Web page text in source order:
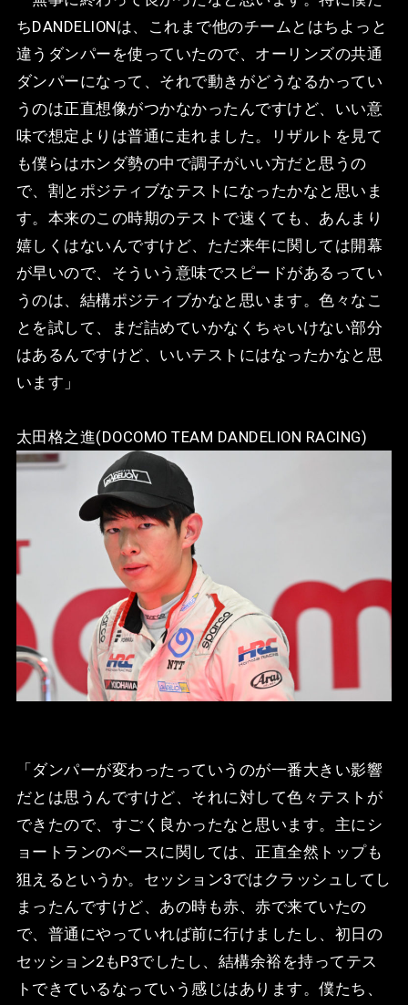
ちDANDELIONは、これまで他のチームとはちよっと
違うダンパーを使っていたので、オーリンズの共通
ダンパーになって、それで動きがどうなるかってい
うのは正直想像がつかなかったんですけど、いい意
味で想定よりは普通に走れました。リザルトを見て
も僕らはホンダ勢の中で調子がいい方だと思うの
で、割とポジティブなテストになったかなと思いま
す。本来のこの時期のテストで速くても、あんまり
嬉しくはないんですけど、ただ来年に関しては開幕
が早いので、そういう意味でスピードがあるってい
うのは、結構ポジティブかなと思います。色々なこ
とを試して、まだ詰めていかなくちゃいけない部分
はあるんですけど、いいテストにはなったかなと思
います」
太田格之進(DOCOMO TEAM DANDELION RACING)
「ダンパーが変わったっていうのが一番大きい影響
だとは思うんですけど、それに対して色々テストが
できたので、すごく良かったなと思います。主にシ
ョートランのペースに関しては、正直全然トップも
狙えるというか。セッション3ではクラッシュしてし
まったんですけど、あの時も赤、赤で来ていたの
で、普通にやっていれば前に行けましたし、初日の
セッション2もP3でしたし、結構余裕を持ってテス
トできているなっていう感じはあります。僕たち、